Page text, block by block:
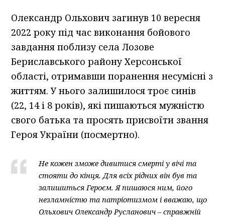
Олександр Ольхович загинув 10 вересня
2022 року під час виконання бойового
завдання поблизу села Лозове
Бериславського району Херсонської
області, отримавши поранення несумісні з
життям. У нього залишилося троє синів
(22, 14 і 8 років), які пишаються мужністю
свого батька та просять присвоїти звання
Героя України (посмертно).
Не кожен зможе дивитися смерті у вічі та
стояти до кінця. Для всіх рідних він був та
залишиться Героєм. Я пишаюся ним, його
незламністю та патріотизмом і вважаю, що
Ольхович Олександр Русланович – справжній